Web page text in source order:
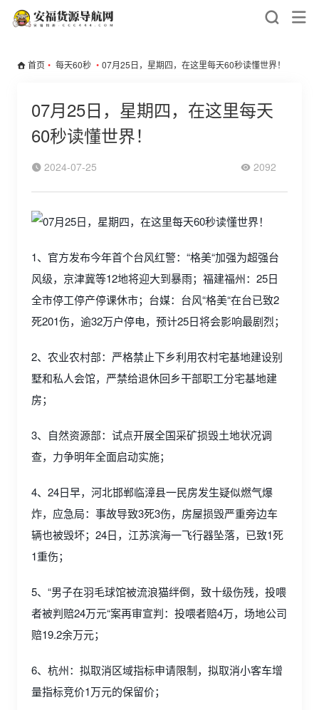
首页 • 每天60秒 • 07月25日，星期四，在这里每天60秒读懂世界！
07月25日，星期四，在这里每天
60秒读懂世界！
2024-07-25 2092
1、官方发布今年首个台风红警：“格美“加强为超强台
风级，京津冀等12地将迎大到暴雨；福建福州：25日
全市停工停产停课休市；台媒：台风“格美“在台已致2
死201伤，逾32万户停电，预计25日将会影响最剧烈；
2、农业农村部：严格禁止下乡利用农村宅基地建设别
墅和私人会馆，严禁给退休回乡干部职工分宅基地建
房；
3、自然资源部：试点开展全国采矿损毁土地状况调
查，力争明年全面启动实施；
4、24日早，河北邯郸临漳县一民房发生疑似燃气爆
炸，应急局：事故导致3死3伤，房屋损毁严重旁边车
辆也被毁坏；24日，江苏滨海一飞行器坠落，已致1死
1重伤；
5、“男子在羽毛球馆被流浪猫绊倒，致十级伤残，投喂
者被判赔24万元“案再审宣判：投喂者赔4万，场地公司
赔19.2余万元；
6、杭州：拟取消区域指标申请限制，拟取消小客车增
量指标竞价1万元的保留价；